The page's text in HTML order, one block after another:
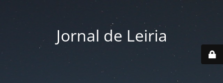
Jornal de Leiria